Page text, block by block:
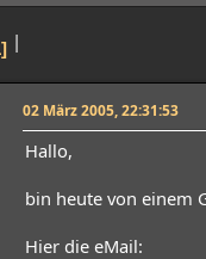
|
02 März 2005, 22:31:53
Hallo,
bin heute von einem
Hier die eMail: